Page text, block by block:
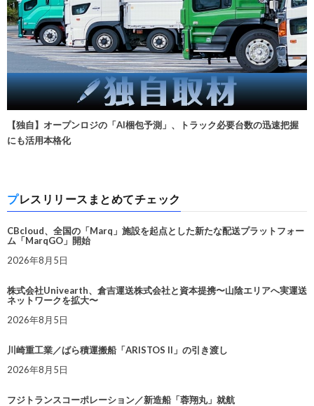
【独自】オープンロジの「AI梱包予測」、トラック必要台数の迅速把握
にも活用本格化
プレスリリースまとめてチェック
CBcloud、全国の「Marq」施設を起点とした新たな配送プラットフォー
ム「MarqGO」開始
2026年8月5日
株式会社Univearth、倉吉運送株式会社と資本提携〜山陰エリアへ実運送
ネットワークを拡大〜
2026年8月5日
川崎重工業／ばら積運搬船「ARISTOS II」の引き渡し
2026年8月5日
フジトランスコーポレーション／新造船「蓉翔丸」就航